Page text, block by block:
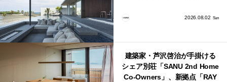
2026.08.02 Sun
建築家・芦沢啓治が手掛ける
シェア別荘「SANU 2nd Home
Co-Owners」、新拠点「RAY